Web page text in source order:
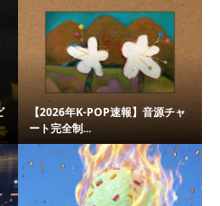
【2026年K-POP速報】音源チャ
ート完全制...